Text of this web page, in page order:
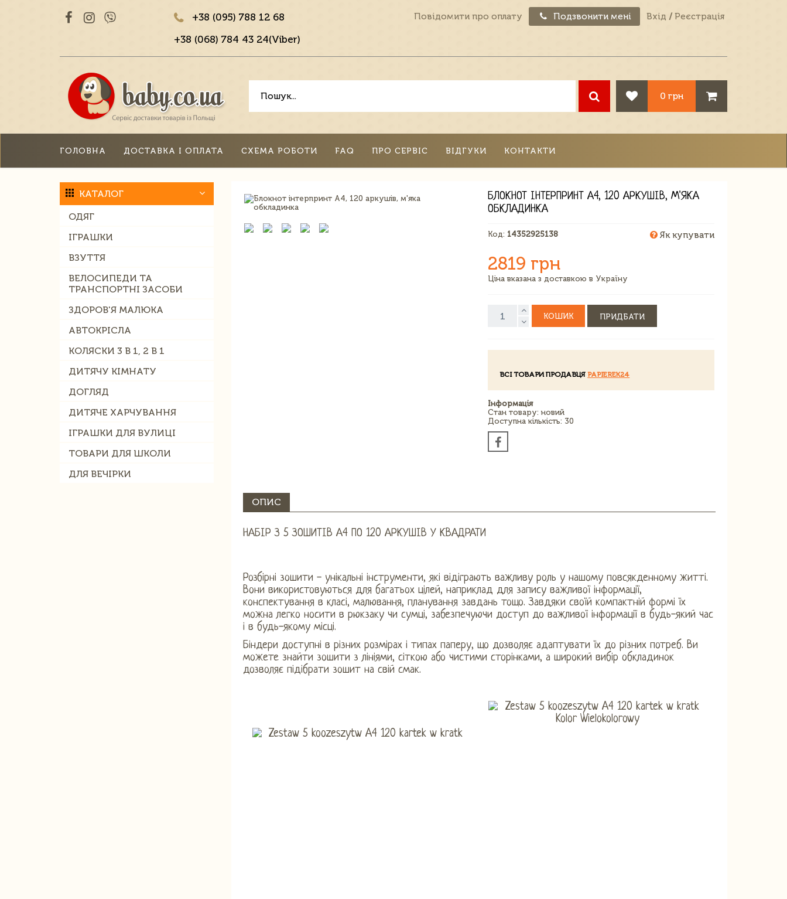
+38 (095) 788 12 68
+38 (068) 784 43 24(Viber)
Повідомити про оплату Подзвонити мені Вхід / Реєстрація
0 грн
ГОЛОВНА ДОСТАВКА І ОПЛАТА СХЕМА РОБОТИ FAQ ПРО СЕРВІС ВІДГУКИ КОНТАКТИ
КАТАЛОГ
ОДЯГ
ІГРАШКИ
ВЗУТТЯ
ВЕЛОСИПЕДИ ТА
ТРАНСПОРТНІ ЗАСОБИ
ЗДОРОВ'Я МАЛЮКА
АВТОКРІСЛА
КОЛЯСКИ 3 В 1, 2 В 1
ДИТЯЧУ КІМНАТУ
ДОГЛЯД
ДИТЯЧЕ ХАРЧУВАННЯ
ІГРАШКИ ДЛЯ ВУЛИЦІ
ТОВАРИ ДЛЯ ШКОЛИ
ДЛЯ ВЕЧІРКИ
БЛОКНОТ ІНТЕРПРИНТ А4, 120 АРКУШІВ, М'ЯКА
ОБКЛАДИНКА
Код: 14352925138 Як купувати
2819 грн
Ціна вказана з доставкою в Україну
КОШИК ПРИДБАТИ
ВСІ ТОВАРИ ПРОДАВЦЯPAPIEREK24
Інформація
Стан товару: новий
Доступна кількість: 30
ОПИС
НАБІР З 5 ЗОШИТІВ А4 ПО 120 АРКУШІВ У КВАДРАТИ
Розбірні зошити - унікальні інструменти, які відіграють важливу роль у нашому повсякденному житті.
Вони використовуються для багатьох цілей, наприклад для запису важливої ​​інформації,
конспектування в класі, малювання, планування завдань тощо. Завдяки своїй компактній формі їх
можна легко носити в рюкзаку чи сумці, забезпечуючи доступ до важливої ​​інформації в будь-який час
і в будь-якому місці.
Біндери доступні в різних розмірах і типах паперу, що дозволяє адаптувати їх до різних потреб. Ви
можете знайти зошити з лініями, сіткою або чистими сторінками, а широкий вибір обкладинок
дозволяє підібрати зошит на свій смак.